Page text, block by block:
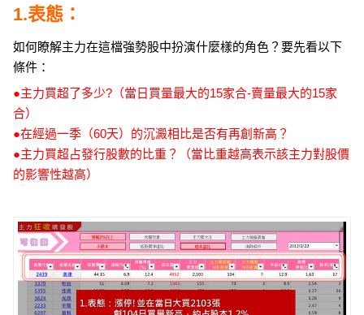
1.表態：
如何瞭解主力在這檔強勢股中扮演什麼樣的角色？要先看以下
條件：
●主力買超了多少?（當日買量最大的15家合-賣量最大的15家
合）
●在經過一季（60天）的沉澱相比是否有再創新高？
●主力買超占發行股數的比重？（當比重越高表示該主力對股價
的影響性越高）